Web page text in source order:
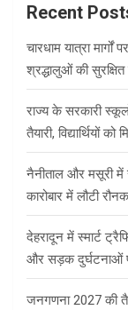
c
Recent
चारधाम यात्रा
श्रद्धालुओं की
राज्य के सरकारी
तैयारी, विद्यार्थियों
नैनीताल और मसूरी में
कारोबार में लौटी रौनक
देहरादून में स्मार्ट
और सड़क दुर्घटनाओं
जनगणना 2027 की